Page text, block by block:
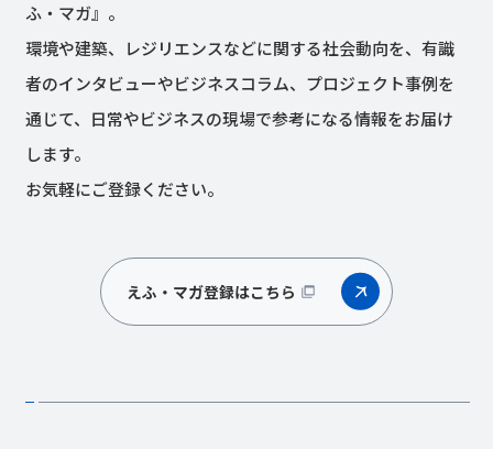
ふ・マガ』。
環境や建築、レジリエンスなどに関する社会動向を、有識
者のインタビューやビジネスコラム、プロジェクト事例を
通じて、日常やビジネスの現場で参考になる情報をお届け
します。
お気軽にご登録ください。
えふ・マガ登録はこちら